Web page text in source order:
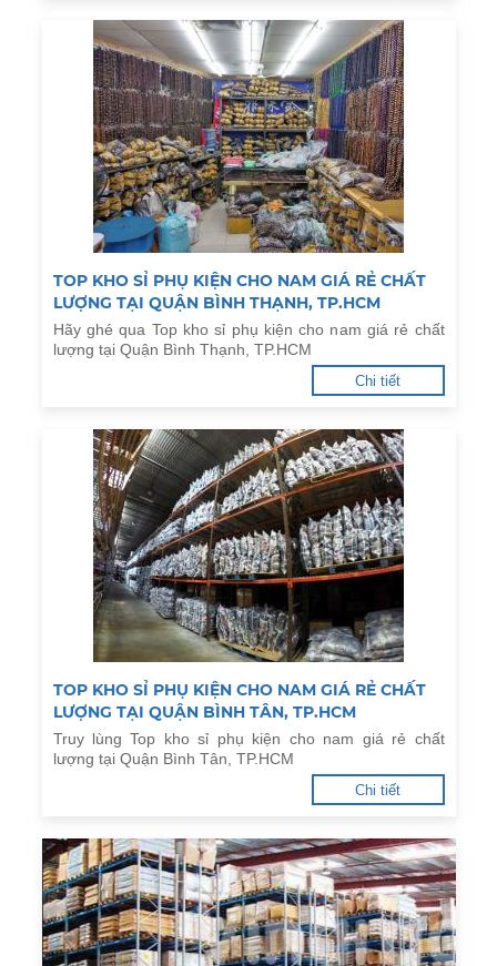
TOP KHO SỈ PHỤ KIỆN CHO NAM GIÁ RẺ CHẤT
LƯỢNG TẠI QUẬN BÌNH THẠNH, TP.HCM
Hãy ghé qua Top kho sỉ phụ kiện cho nam giá rẻ chất
lượng tại Quận Bình Thạnh, TP.HCM
Chi tiết
TOP KHO SỈ PHỤ KIỆN CHO NAM GIÁ RẺ CHẤT
LƯỢNG TẠI QUẬN BÌNH TÂN, TP.HCM
Truy lùng Top kho sỉ phụ kiện cho nam giá rẻ chất
lượng tại Quận Bình Tân, TP.HCM
Chi tiết